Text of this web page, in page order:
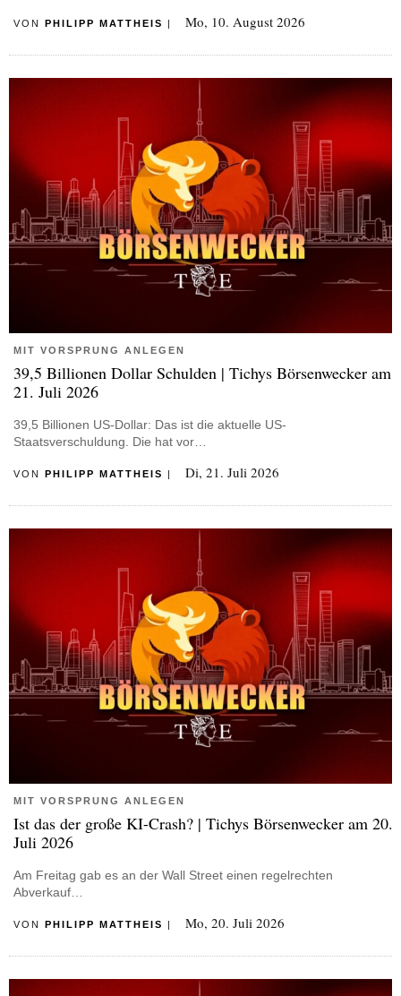
VON PHILIPP MATTHEIS | Mo, 10. August 2026
MIT VORSPRUNG ANLEGEN
39,5 Billionen Dollar Schulden | Tichys Börsenwecker am
21. Juli 2026
39,5 Billionen US-Dollar: Das ist die aktuelle US-
Staatsverschuldung. Die hat vor…
VON PHILIPP MATTHEIS | Di, 21. Juli 2026
MIT VORSPRUNG ANLEGEN
Ist das der große KI-Crash? | Tichys Börsenwecker am 20.
Juli 2026
Am Freitag gab es an der Wall Street einen regelrechten
Abverkauf…
VON PHILIPP MATTHEIS Mo, 20. Juli 2026